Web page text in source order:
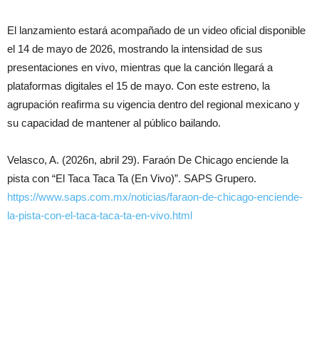
El lanzamiento estará acompañado de un video oficial disponible
el 14 de mayo de 2026, mostrando la intensidad de sus
presentaciones en vivo, mientras que la canción llegará a
plataformas digitales el 15 de mayo. Con este estreno, la
agrupación reafirma su vigencia dentro del regional mexicano y
su capacidad de mantener al público bailando.
Velasco, A. (2026n, abril 29). Faraón De Chicago enciende la
pista con “El Taca Taca Ta (En Vivo)”. SAPS Grupero.
https://www.saps.com.mx/noticias/faraon-de-chicago-enciende-
la-pista-con-el-taca-taca-ta-en-vivo.html